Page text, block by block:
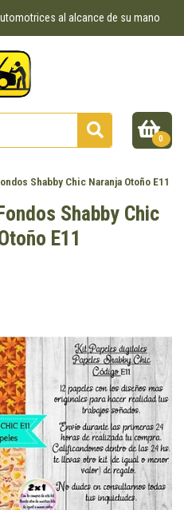
al alcance de su mano
0
Shabby Chic Naranja Otoño E11
Shabby Chic
E11